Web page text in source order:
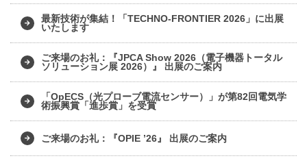
最新技術が集結！「TECHNO-FRONTIER 2026」に出展
いたします
ご来場のお礼：『JPCA Show 2026（電子機器トータル
ソリューション展 2026）』 出展のご案内
「OpECS（光プローブ電流センサー）」が第82回電気学
術振興賞「進歩賞」を受賞
ご来場のお礼：『OPIE ’26』 出展のご案内